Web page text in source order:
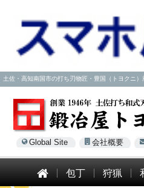
土佐・高知南国市の打ち刃物匠・豊国（トヨクニ
Global Site 会社概要
包丁 狩猟